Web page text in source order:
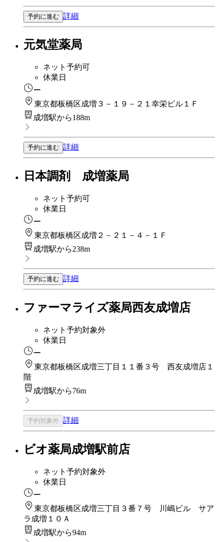
予約に進む 詳細
元気堂薬局
ネット予約可
休業日
ー
東京都板橋区成増３－１９－２１幸栄ビル１Ｆ
成増駅から188m
予約に進む 詳細
日本調剤 成増薬局
ネット予約可
休業日
ー
東京都板橋区成増２－２１－４－１Ｆ
成増駅から238m
予約に進む 詳細
ファーマライズ薬局西友成増店
ネット予約対象外
休業日
ー
東京都板橋区成増三丁目１１番３号 西友成増店１
階
成増駅から76m
予約対象外 詳細
ビオ薬局成増駅前店
ネット予約対象外
休業日
ー
東京都板橋区成増三丁目３番７号 川嶋ビル サア
ラ成増１０Ａ
成増駅から94m